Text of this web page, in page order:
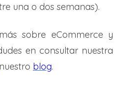
una o dos semanas).
sobre eCommerce y
en consultar nuestra
nuestro blog.